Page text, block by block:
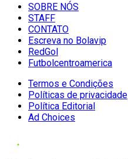
SOBRE NÓS
STAFF
CONTATO
Escreva no Bolavip
RedGol
Futbolcentroamerica
Termos e Condições
Políticas de privacidade
Política Editorial
Ad Choices